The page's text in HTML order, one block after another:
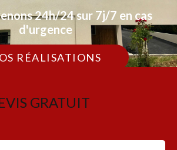
24h/24 sur 7j/7 en cas
d'urgence
RÉALISATIONS
GRATUIT